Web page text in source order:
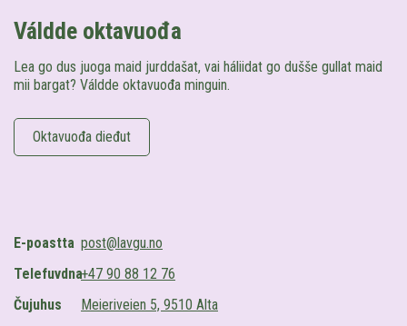
Váldde oktavuođa
Lea go dus juoga maid jurddašat, vai háliidat go dušše gullat maid
mii bargat? Váldde oktavuođa minguin.
Oktavuođa dieđut
E-poastta post@lavgu.no
Telefuvdna+47 90 88 12 76
Čujuhus
Meieriveien 5, 9510 Alta